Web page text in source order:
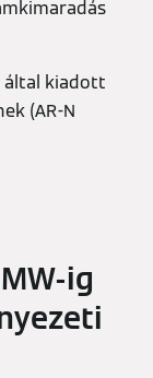
által kiadott
(AR-N
ig